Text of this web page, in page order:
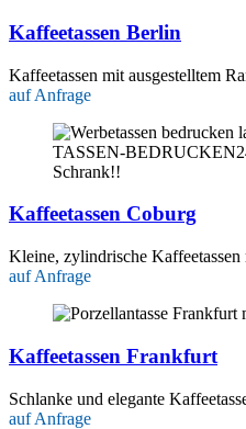
Kaffeetassen Berlin
Kaffeetassen mit ausgestelltem
auf Anfrage
Kaffeetassen Coburg
Kleine, zylindrische
auf Anfrage
Kaffeetassen Frankfurt
Schlanke und elegante
auf Anfrage